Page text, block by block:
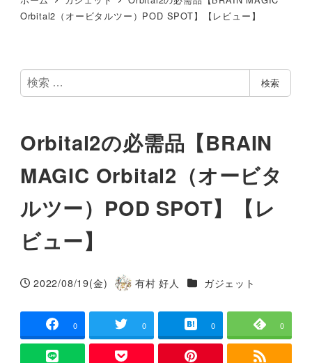
Orbital2（オービタルツー）POD SPOT】【レビュー】
検
索
検索
Orbital2の必需品【BRAIN
MAGIC Orbital2（オービタ
ルツー）POD SPOT】【レ
ビュー】
投稿日
2022/08/19(金)
著
有村 好人 カテゴリー
ガジェット
0 0 0 0